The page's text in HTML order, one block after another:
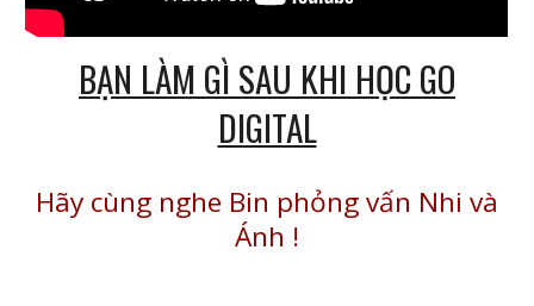
BẠN LÀM GÌ SAU KHI HỌC GO
DIGITAL
Hãy cùng nghe Bin phỏng vấn Nhi và
Ánh !